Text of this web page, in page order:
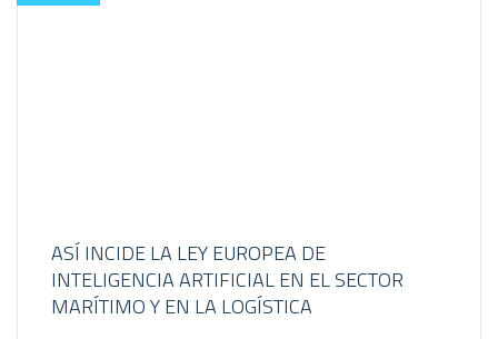
ASÍ INCIDE LA LEY EUROPEA DE
INTELIGENCIA ARTIFICIAL EN EL SECTOR
MARÍTIMO Y EN LA LOGÍSTICA